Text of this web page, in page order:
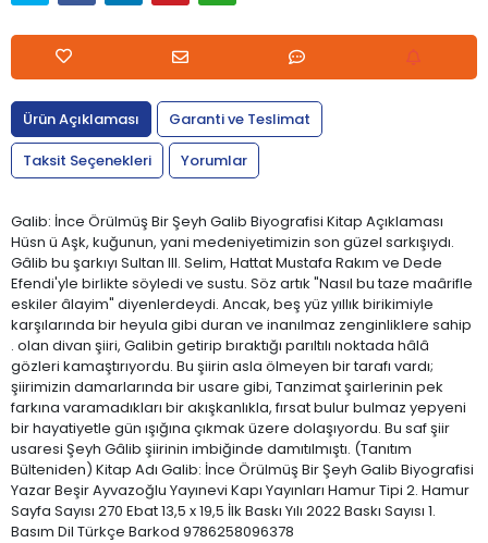
Ürün Açıklaması
Garanti ve Teslimat
Taksit Seçenekleri
Yorumlar
Galib: İnce Örülmüş Bir Şeyh Galib Biyografisi Kitap Açıklaması
Hüsn ü Aşk, kuğunun, yani medeniyetimizin son güzel sarkışıydı.
Gâlib bu şarkıyı Sultan III. Selim, Hattat Mustafa Rakım ve Dede
Efendi'yle birlikte söyledi ve sustu. Söz artık "Nasıl bu taze maârifle
eskiler âlayim" diyenlerdeydi. Ancak, beş yüz yıllık birikimiyle
karşılarında bir heyula gibi duran ve inanılmaz zenginliklere sahip
. olan divan şiiri, Galibin getirip bıraktığı parıltılı noktada hâlâ
gözleri kamaştırıyordu. Bu şiirin asla ölmeyen bir tarafı vardı;
şiirimizin damarlarında bir usare gibi, Tanzimat şairlerinin pek
farkına varamadıkları bir akışkanlıkla, fırsat bulur bulmaz yepyeni
bir hayatiyetle gün ışığına çıkmak üzere dolaşıyordu. Bu saf şiir
usaresi Şeyh Gâlib şiirinin imbiğinde damıtılmıştı. (Tanıtım
Bülteniden) Kitap Adı Galib: İnce Örülmüş Bir Şeyh Galib Biyografisi
Yazar Beşir Ayvazoğlu Yayınevi Kapı Yayınları Hamur Tipi 2. Hamur
Sayfa Sayısı 270 Ebat 13,5 x 19,5 İlk Baskı Yılı 2022 Baskı Sayısı 1.
Basım Dil Türkçe Barkod 9786258096378